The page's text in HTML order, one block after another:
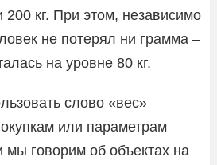
200 кг. При этом, независимо
не потерял ни грамма –
на уровне 80 кг.
слово «вес»
или параметрам
говорим об объектах на